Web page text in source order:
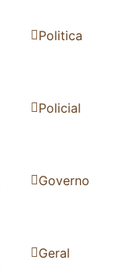
Politica
Policial
Governo
Geral